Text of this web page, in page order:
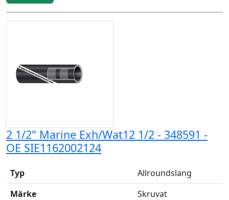
2 1/2" Marine Exh/Wat12 1/2 - 348591 -
OE SIE1162002124
Typ
Allroundslang
Märke
Skruvat